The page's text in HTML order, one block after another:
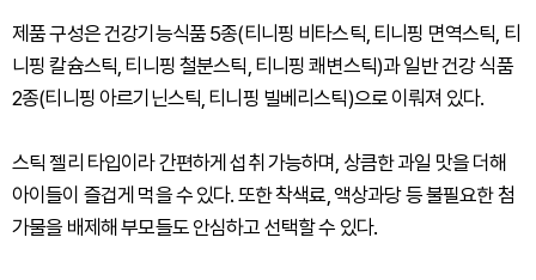
제품 구성은 건강기능식품 5종(티니핑 비타스틱, 티니핑 면역스틱, 티
니핑 칼슘스틱, 티니핑 철분스틱, 티니핑 쾌변스틱)과 일반 건강 식품
2종(티니핑 아르기닌스틱, 티니핑 빌베리스틱)으로 이뤄져 있다.
스틱 젤리 타입이라 간편하게 섭취 가능하며, 상큼한 과일 맛을 더해
아이들이 즐겁게 먹을 수 있다. 또한 착색료, 액상과당 등 불필요한 첨
가물을 배제해 부모들도 안심하고 선택할 수 있다.